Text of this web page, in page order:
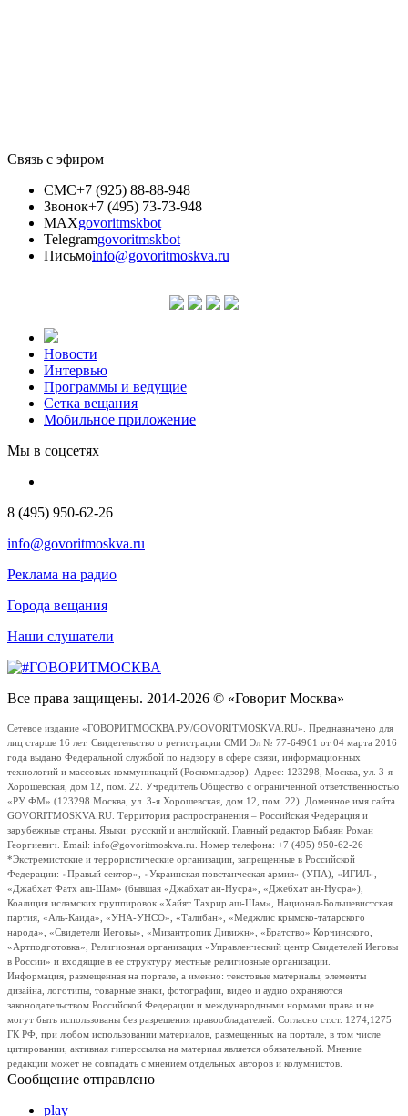
Связь с эфиром
СМС+7 (925) 88-88-948
Звонок+7 (495) 73-73-948
MAXgovoritmskbot
Telegramgovoritmskbot
Письмоinfo@govoritmoskva.ru
Новости
Интервью
Программы и ведущие
Сетка вещания
Мобильное приложение
Мы в соцсетях
8 (495) 950-62-26
info@govoritmoskva.ru
Реклама на радио
Города вещания
Наши слушатели
Все права защищены. 2014-2026 © «Говорит Москва»
Сетевое издание «ГОВОРИТМОСКВА.РУ/GOVORITMOSKVA.RU». Предназначено для
лиц старше 16 лет. Свидетельство о регистрации СМИ Эл № 77-64961 от 04 марта 2016
года выдано Федеральной службой по надзору в сфере связи, информационных
технологий и массовых коммуникаций (Роскомнадзор). Адрес: 123298, Москва, ул. 3-я
Хорошевская, дом 12, пом. 22. Учредитель Общество с ограниченной ответственностью
«РУ ФМ» (123298 Москва, ул. 3-я Хорошевская, дом 12, пом. 22). Доменное имя сайта
GOVORITMOSKVA.RU. Территория распространения – Российская Федерация и
зарубежные страны. Языки: русский и английский. Главный редактор Бабаян Роман
Георгиевич. Email: info@govoritmoskva.ru. Номер телефона: +7 (495) 950-62-26
*Экстремистские и террористические организации, запрещенные в Российской
Федерации: «Правый сектор», «Украинская повстанческая армия» (УПА), «ИГИЛ»,
«Джабхат Фатх аш-Шам» (бывшая «Джабхат ан-Нусра», «Джебхат ан-Нусра»),
Коалиция исламских группировок «Хайят Тахрир аш-Шам», Национал-Большевистская
партия, «Аль-Каида», «УНА-УНСО», «Талибан», «Меджлис крымско-татарского
народа», «Свидетели Иеговы», «Мизантропик Дивижн», «Братство» Корчинского,
«Артподготовка», Религиозная организация «Управленческий центр Свидетелей Иеговы
в России» и входящие в ее структуру местные религиозные организации.
Информация, размещенная на портале, а именно: текстовые материалы, элементы
дизайна, логотипы, товарные знаки, фотографии, видео и аудио охраняются
законодательством Российской Федерации и международными нормами права и не
могут быть использованы без разрешения правообладателей. Согласно ст.ст. 1274,1275
ГК РФ, при любом использовании материалов, размещенных на портале, в том числе
цитировании, активная гиперссылка на материал является обязательной. Мнение
редакции может не совпадать с мнением отдельных авторов и колумнистов.
Сообщение отправлено
play